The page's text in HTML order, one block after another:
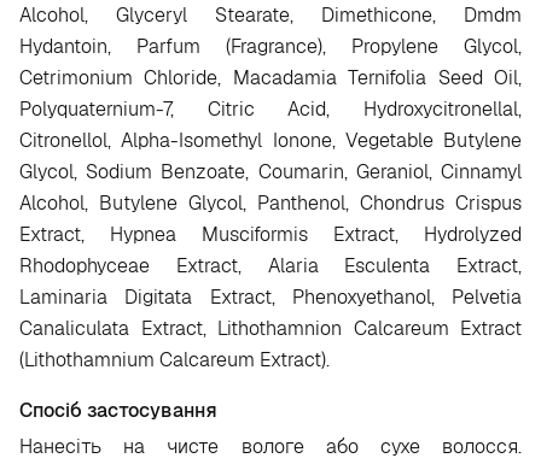
Alcohol, Glyceryl Stearate, Dimethicone, Dmdm
Hydantoin, Parfum (Fragrance), Propylene Glycol,
Cetrimonium Chloride, Macadamia Ternifolia Seed Oil,
Polyquaternium-7, Citric Acid, Hydroxycitronellal,
Citronellol, Alpha-Isomethyl Ionone, Vegetable Butylene
Glycol, Sodium Benzoate, Coumarin, Geraniol, Cinnamyl
Alcohol, Butylene Glycol, Panthenol, Chondrus Crispus
Extract, Hypnea Musciformis Extract, Hydrolyzed
Rhodophyceae Extract, Alaria Esculenta Extract,
Laminaria Digitata Extract, Phenoxyethanol, Pelvetia
Canaliculata Extract, Lithothamnion Calcareum Extract
(Lithothamnium Calcareum Extract).
Спосіб застосування
Нанесіть на чисте вологе або сухе волосся.